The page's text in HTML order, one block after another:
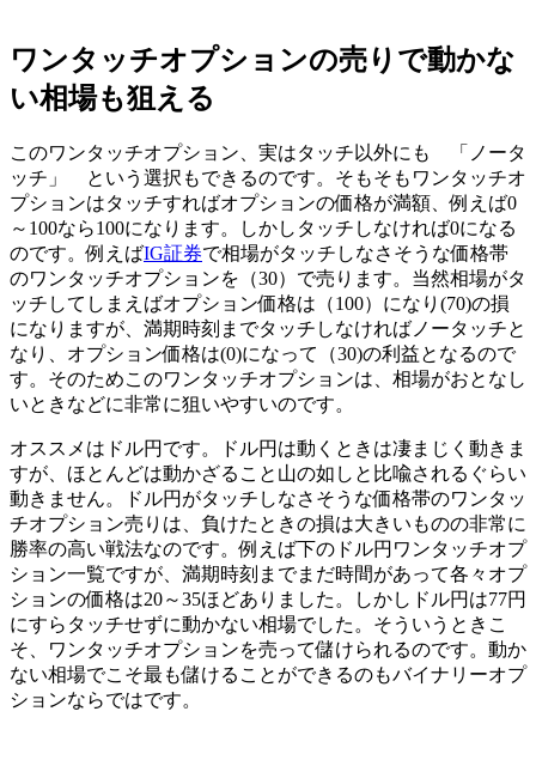
ワンタッチオプションの売りで動かな
い相場も狙える
このワンタッチオプション、実はタッチ以外にも 「ノータ
ッチ」 という選択もできるのです。そもそもワンタッチオ
プションはタッチすればオプションの価格が満額、例えば0
～100なら100になります。しかしタッチしなければ0になる
のです。例えばIG証券で相場がタッチしなさそうな価格帯
のワンタッチオプションを（30）で売ります。当然相場がタ
ッチしてしまえばオプション価格は（100）になり(70)の損
になりますが、満期時刻までタッチしなければノータッチと
なり、オプション価格は(0)になって（30)の利益となるので
す。そのためこのワンタッチオプションは、相場がおとなし
いときなどに非常に狙いやすいのです。
オススメはドル円です。ドル円は動くときは凄まじく動きま
すが、ほとんどは動かざること山の如しと比喩されるぐらい
動きません。ドル円がタッチしなさそうな価格帯のワンタッ
チオプション売りは、負けたときの損は大きいものの非常に
勝率の高い戦法なのです。例えば下のドル円ワンタッチオプ
ション一覧ですが、満期時刻までまだ時間があって各々オプ
ションの価格は20～35ほどありました。しかしドル円は77円
にすらタッチせずに動かない相場でした。そういうときこ
そ、ワンタッチオプションを売って儲けられるのです。 動か
ない相場でこそ最も儲けることができるのもバイナリーオプ
ションならではです。